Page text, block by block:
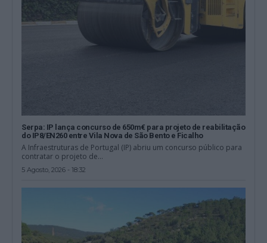
Serpa: IP lança concurso de 650m€ para projeto de reabilitação
do IP8/EN260 entre Vila Nova de São Bento e Ficalho
A Infraestruturas de Portugal (IP) abriu um concurso público para
contratar o projeto de...
5 Agosto, 2026 - 18:32